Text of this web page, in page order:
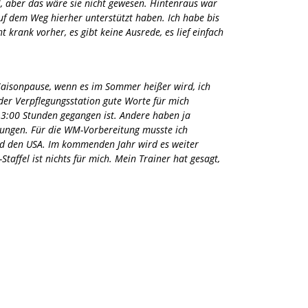
aber das wäre sie nicht gewesen. Hintenraus war
dem Weg hierher unterstützt haben. Ich habe bis
vorher, es gibt keine Ausrede, es lief einfach
wenn es im Sommer heißer wird, ich
Verpflegungsstation gute Worte für mich
Stunden gegangen ist. Andere haben ja
Für die WM-Vorbereitung musste ich
USA. Im kommenden Jahr wird es weiter
ist nichts für mich. Mein Trainer hat gesagt,